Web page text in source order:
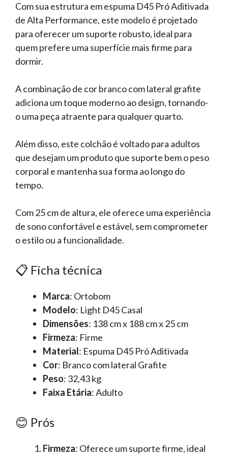
Com sua estrutura em espuma D45 Pró Aditivada
de Alta Performance, este modelo é projetado
para oferecer um suporte robusto, ideal para
quem prefere uma superfície mais firme para
dormir.
A combinação de cor branco com lateral grafite
adiciona um toque moderno ao design, tornando-
o uma peça atraente para qualquer quarto.
Além disso, este colchão é voltado para adultos
que desejam um produto que suporte bem o peso
corporal e mantenha sua forma ao longo do
tempo.
Com 25 cm de altura, ele oferece uma experiência
de sono confortável e estável, sem comprometer
o estilo ou a funcionalidade.
📋 Ficha técnica
Marca: Ortobom
Modelo: Light D45 Casal
Dimensões: 138 cm x 188 cm x 25 cm
Firmeza: Firme
Material: Espuma D45 Pró Aditivada
Cor: Branco com lateral Grafite
Peso: 32,43 kg
Faixa Etária: Adulto
😊 Prós
Firmeza: Oferece um suporte firme, ideal